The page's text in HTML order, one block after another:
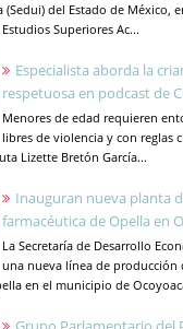
(Sedui) del Estado de México,
Superiores Ac...
Especialista aborda la
respetuosa en podcast de
Menores de edad requieren
libres de violencia y con reglas
Lizette Bretón García...
Inauguran nueva planta
farmacéutica de Opella en
La Secretaría de Desarrollo
una nueva línea de producción
en el municipio de